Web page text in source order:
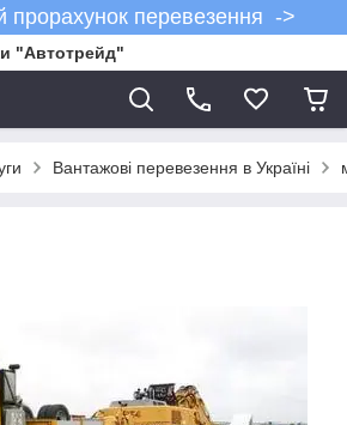
прорахунок перевезення ->
"Автотрейд"
Вантажові перевезення в Україні